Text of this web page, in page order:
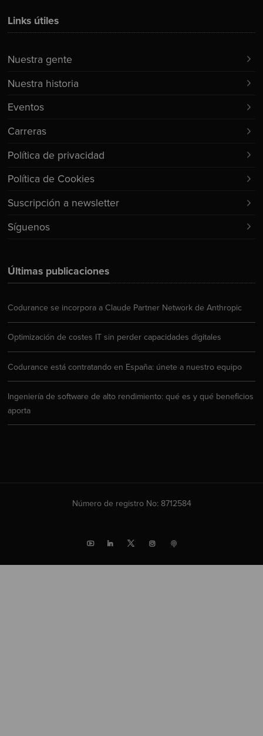
Últimas publicaciones
Codurance se incorpora a Claude Partner Network de Anthropic
Optimización de costes IT sin perder capacidades digitales
Codurance está contratando en España: únete a nuestro equipo
Ingeniería de software de alto rendimiento: qué es y qué beneficios
aporta
Links útiles
Nuestra gente
Nuestra historia
Eventos
Carreras
Política de privacidad
Política de Cookies
Suscripción a newsletter
Síguenos
Número de registro No: 8712584